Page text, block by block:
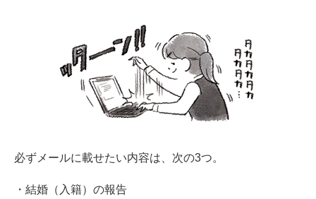
必ずメールに載せたい内容は、次の3つ。
・結婚（入籍）の報告